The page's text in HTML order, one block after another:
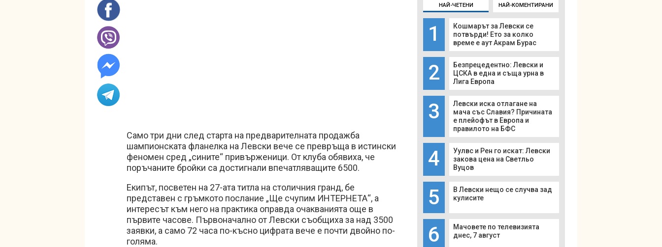
Само три дни след старта на предварителната продажба
шампионската фланелка на Левски вече се превръща в истински
феномен сред „сините“ привърженици. От клуба обявиха, че
поръчаните бройки са достигнали впечатляващите 6500.
Екипът, посветен на 27-ата титла на столичния гранд, бе
представен с гръмкото послание „Ще счупим ИНТЕРНЕТА“, а
интересът към него на практика оправда очакванията още в
първите часове. Първоначално от Левски съобщиха за над 3500
заявки, а само 72 часа по-късно цифрата вече е почти двойно по-
голяма.
НАЙ-ЧЕТЕНИ НАЙ-КОМЕНТИРАНИ
1
Кошмарът за Левски се
потвърди! Ето за колко
време е аут Акрам Бурас
2
Безпрецедентно: Левски и
ЦСКА в една и съща урна в
Лига Европа
3
Левски иска отлагане на
мача със Славия? Причината
е плейофът в Европа и
правилото на БФС
4
Уулвс и Рен го искат: Левски
закова цена на Светльо
Вуцов
5
В Левски нещо се случва зад
кулисите
6
Мачовете по телевизията
днес, 7 август